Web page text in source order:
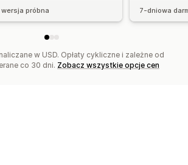
próbna 7-dniowa
w USD. Opłaty cykliczne i zależne od
co 30 dni. Zobacz wszystkie opcje cen